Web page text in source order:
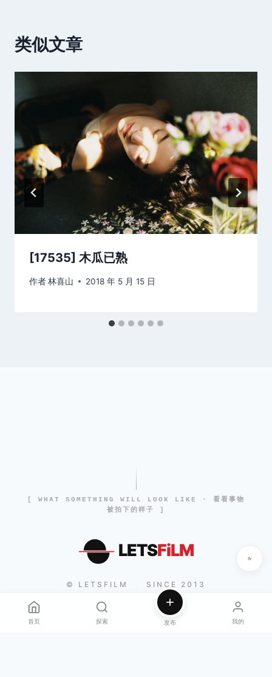
类似文章
[17535] 木瓜已熟
作者林喜山 2018 年 5 月 15 日
[ WHAT SOMETHING WILL LOOK LIKE · 看看事物
被拍下的样子 ]
LETSFiLM
© LETSFILM SINCE 2013
首页 探索 发布 我的